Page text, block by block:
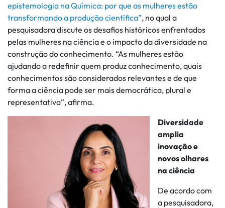
epistemologia na Química: por que as mulheres estão
transformando a produção científica”, no qual a
pesquisadora discute os desafios históricos enfrentados
pelas mulheres na ciência e o impacto da diversidade na
construção do conhecimento. “As mulheres estão
ajudando a redefinir quem produz conhecimento, quais
conhecimentos são considerados relevantes e de que
forma a ciência pode ser mais democrática, plural e
representativa”, afirma.
Diversidade
amplia
inovação e
novos olhares
na ciência
De acordo com
a pesquisadora,